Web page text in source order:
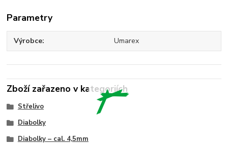
Parametry
Výrobce Umarex
Zboží zařazeno v kategoriích
Střelivo
Diabolky
Diabolky – cal. 4,5mm